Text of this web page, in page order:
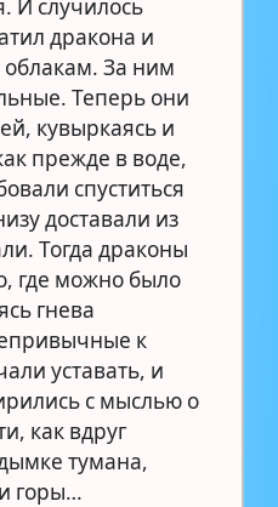
И случилось
дракона и
облакам. За ним
Теперь они
кувыркаясь и
прежде в воде,
спуститься
доставали из
Тогда драконы
где можно было
гнева
к
уставать, и
с мыслью о
как вдруг
тумана,
горы…